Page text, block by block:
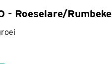
- Roeselare/Rumbeke